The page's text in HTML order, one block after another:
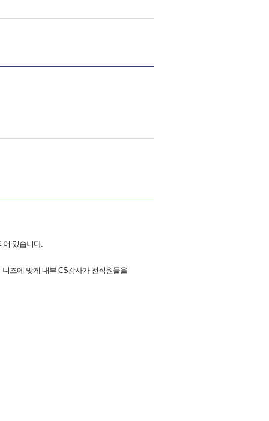
어 있습니다.
즈에 맞게 내부 CS강사가 전직원들을